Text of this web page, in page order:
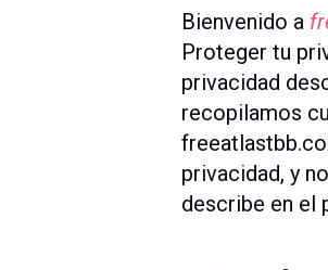
Bienvenido a
Proteger tu
privacidad
recopilamos
privacidad, y
describe en el